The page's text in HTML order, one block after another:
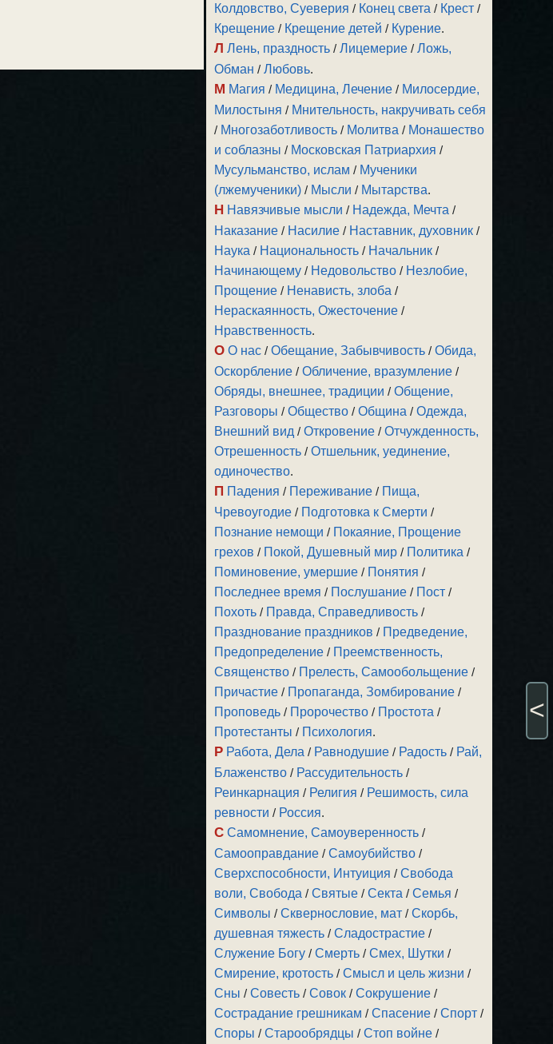
Колдовство, Суеверия / Конец света / Крест /
Крещение / Крещение детей / Курение.
Л Лень, праздность /Лицемерие /Ложь,
Обман /Любовь.
М Магия / Медицина, Лечение / Милосердие,
Милостыня / Мнительность, накручивать себя
/ Многозаботливость / Молитва / Монашество
и соблазны / Московская Патриархия /
Мусульманство, ислам / Мученики
(лжемученики) / Мысли / Мытарства.
Н Навязчивые мысли / Надежда, Мечта /
Наказание / Насилие / Наставник, духовник /
Наука / Национальность / Начальник /
Начинающему / Недовольство / Незлобие,
Прощение / Ненависть, злоба /
Нераскаянность, Ожесточение /
Нравственность.
О О нас /Обещание, Забывчивость /Обида,
Оскорбление /Обличение, вразумление /
Обряды, внешнее, традиции /Общение,
Разговоры /Общество /Община /Одежда,
Внешний вид /Откровение /Отчужденность,
Отрешенность /Отшельник, уединение,
одиночество.
П Падения / Переживание / Пища,
Чревоугодие / Подготовка к Смерти /
Познание немощи / Покаяние, Прощение
грехов / Покой, Душевный мир / Политика /
Поминовение, умершие / Понятия /
Последнее время / Послушание / Пост /
Похоть / Правда, Справедливость /
Празднование праздников / Предведение,
Предопределение / Преемственность,
Священство / Прелесть, Самообольщение /
Причастие / Пропаганда, Зомбирование /
Проповедь / Пророчество / Простота /
Протестанты / Психология.
Р Работа, Дела / Равнодушие / Радость / Рай,
Блаженство / Рассудительность /
Реинкарнация / Религия / Решимость, сила
ревности / Россия.
С Самомнение, Самоуверенность /
Самооправдание /Самоубийство /
Сверхспособности, Интуиция /Свобода
воли, Свобода /Святые /Секта /Семья /
Символы /Сквернословие, мат /Скорбь,
душевная тяжесть /Сладострастие /
Служение Богу /Смерть /Смех, Шутки /
Смирение, кротость /Смысл и цель жизни /
Сны /Совесть /Совок /Сокрушение /
Сострадание грешникам /Спасение /Спорт /
Споры /Старообрядцы /Стоп войне /
<